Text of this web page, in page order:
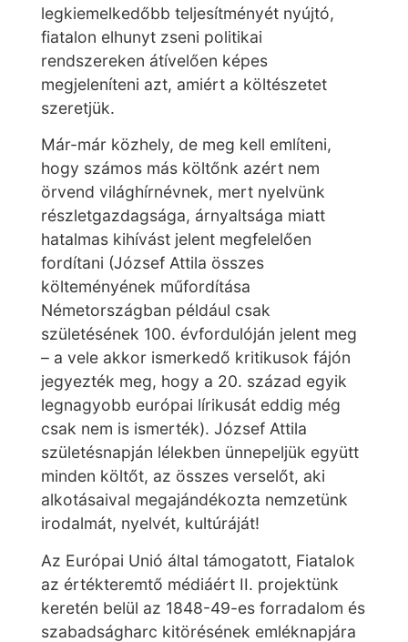
legkiemelkedőbb teljesítményét nyújtó,
fiatalon elhunyt zseni politikai
rendszereken átívelően képes
megjeleníteni azt, amiért a költészetet
szeretjük.
Már-már közhely, de meg kell említeni,
hogy számos más költőnk azért nem
örvend világhírnévnek, mert nyelvünk
részletgazdagsága, árnyaltsága miatt
hatalmas kihívást jelent megfelelően
fordítani (József Attila összes
költeményének műfordítása
Németországban például csak
születésének 100. évfordulóján jelent meg
– a vele akkor ismerkedő kritikusok fájón
jegyezték meg, hogy a 20. század egyik
legnagyobb európai lírikusát eddig még
csak nem is ismerték). József Attila
születésnapján lélekben ünnepeljük együtt
minden költőt, az összes verselőt, aki
alkotásaival megajándékozta nemzetünk
irodalmát, nyelvét, kultúráját!
Az Európai Unió által támogatott, Fiatalok
az értékteremtő médiáért II. projektünk
keretén belül az 1848-49-es forradalom és
szabadságharc kitörésének emléknapjára